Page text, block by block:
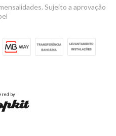
Sujeito a aprovação
by